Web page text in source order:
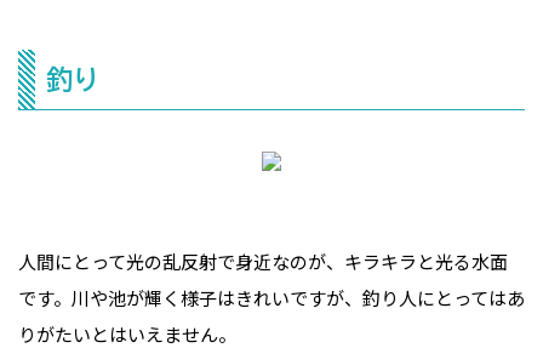
釣り
人間にとって光の乱反射で身近なのが、キラキラと光る水面
です。川や池が輝く様子はきれいですが、釣り人にとってはあ
りがたいとはいえません。